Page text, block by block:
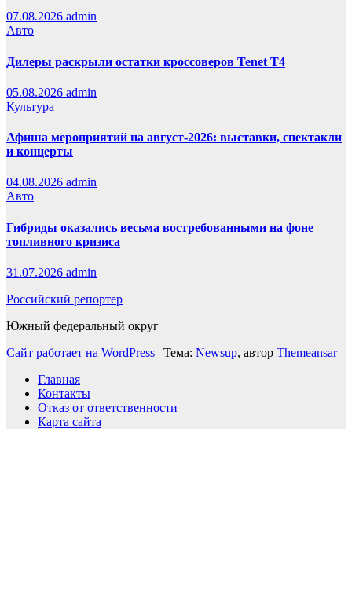
07.08.2026 admin
Авто
Дилеры раскрыли остатки кроссоверов Tenet T4
05.08.2026 admin
Культура
Афиша мероприятий на август-2026: выставки, спектакли
и концерты
04.08.2026 admin
Авто
Гибриды оказались весьма востребованными на фоне
топливного кризиса
31.07.2026 admin
Российский репортер
Южный федеральный округ
Сайт работает на WordPress | Тема: Newsup, автор Themeansar
Главная
Контакты
Отказ от ответственности
Карта сайта